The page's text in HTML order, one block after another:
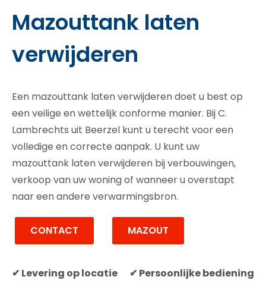
Mazouttank laten
verwijderen
Een mazouttank laten verwijderen doet u best op
een veilige en wettelijk conforme manier. Bij C.
Lambrechts uit Beerzel kunt u terecht voor een
volledige en correcte aanpak. U kunt uw
mazouttank laten verwijderen bij verbouwingen,
verkoop van uw woning of wanneer u overstapt
naar een andere verwarmingsbron.
CONTACT MAZOUT
✔ Levering op locatie ✔ Persoonlijke bediening